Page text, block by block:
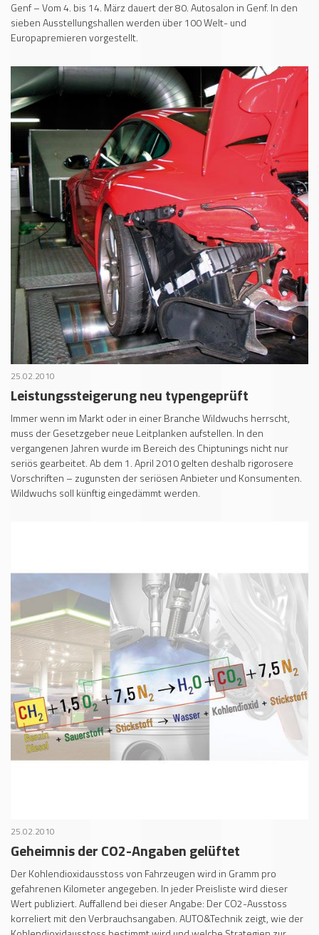
Genf – Vom 4. bis 14. März dauert der 80. Autosalon in Genf. In den
sieben Ausstellungshallen werden über 100 Welt- und
Europapremieren vorgestellt.
25.02.2010
Leistungssteigerung neu typengeprüft
Immer wenn im Markt oder in einer Branche Wildwuchs herrscht,
muss der Gesetzgeber neue Leitplanken aufstellen. In den
vergangenen Jahren wurde im Bereich des Chiptunings nicht nur
seriös gearbeitet. Ab dem 1. April 2010 gelten deshalb rigorosere
Vorschriften – zugunsten der seriösen Anbieter und Konsumenten.
Wildwuchs soll künftig eingedämmt werden.
25.02.2010
Geheimnis der CO2-Angaben gelüftet
Der Kohlendioxidausstoss von Fahrzeugen wird in Gramm pro
gefahrenen Kilometer angegeben. In jeder Preisliste wird dieser
Wert publiziert. Auffallend bei dieser Angabe: Der CO2-Ausstoss
korreliert mit den Verbrauchsangaben. AUTO&Technik zeigt, wie der